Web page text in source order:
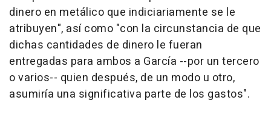
dinero en metálico que indiciariamente se le
atribuyen", así como "con la circunstancia de que
dichas cantidades de dinero le fueran
entregadas para ambos a García --por un tercero
o varios-- quien después, de un modo u otro,
asumiría una significativa parte de los gastos".